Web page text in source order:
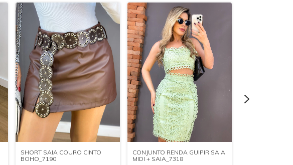
SHORT SAIA COURO CINTO
BOHO_7190
CONJUNTO RENDA GUIPIR SAIA
MIDI + SAIA_7318